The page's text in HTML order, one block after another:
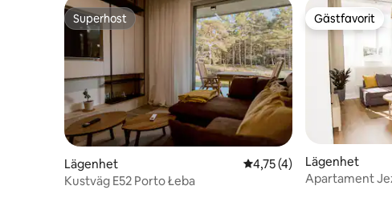
Superhost
Superhost
Lägenhet 4,75 av 5 i genomsnittligt
4,75 (4)
Kustväg E52 Porto Łeba
Gästfavorit
Gästfavorit
Lägenhet
Apartament